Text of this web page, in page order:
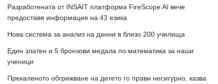
Разработената от INSAIT платформа FireScope AI вече
предоставя информация на 43 езика
Нова система за анализ на данни в близо 200 училища
Един златен и 5 бронзови медала по математика за наши
ученици
Прекаленото обгрижване на детето го прави несигурно, казва